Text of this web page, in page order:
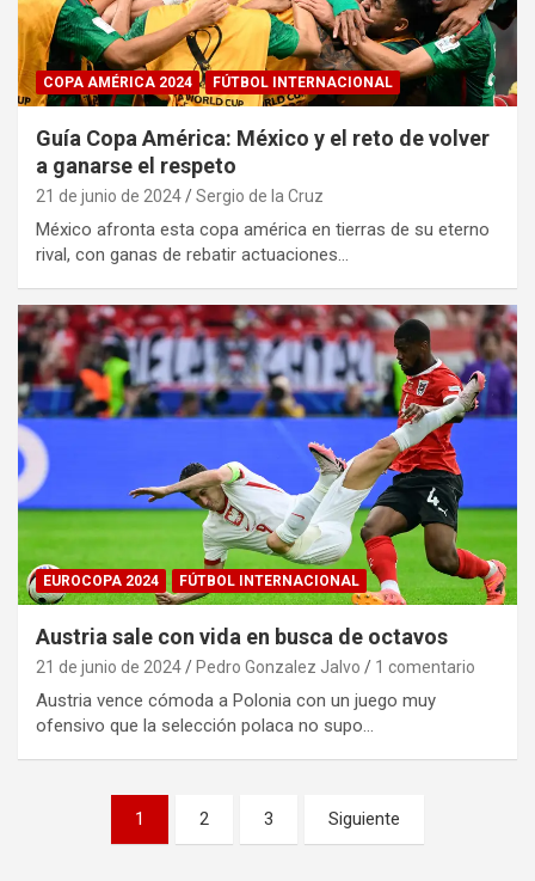
COPA AMÉRICA 2024 FÚTBOL INTERNACIONAL
Guía Copa América: México y el reto de volver
a ganarse el respeto
21 de junio de 2024 Sergio de la Cruz
México afronta esta copa américa en tierras de su eterno
rival, con ganas de rebatir actuaciones…
EUROCOPA 2024 FÚTBOL INTERNACIONAL
Austria sale con vida en busca de octavos
21 de junio de 2024 Pedro Gonzalez Jalvo 1 comentario
Austria vence cómoda a Polonia con un juego muy
ofensivo que la selección polaca no supo…
Paginación
1 2 3 Siguiente